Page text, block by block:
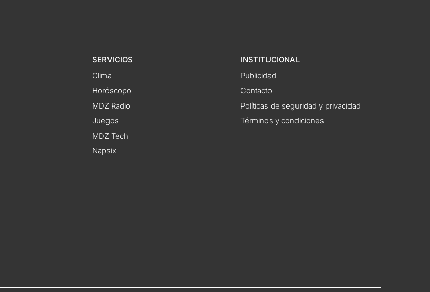
SERVICIOS
Clima
Horóscopo
MDZ Radio
Juegos
MDZ Tech
Napsix
INSTITUCIONAL
Publicidad
Contacto
Políticas de seguridad y privacidad
Términos y condiciones